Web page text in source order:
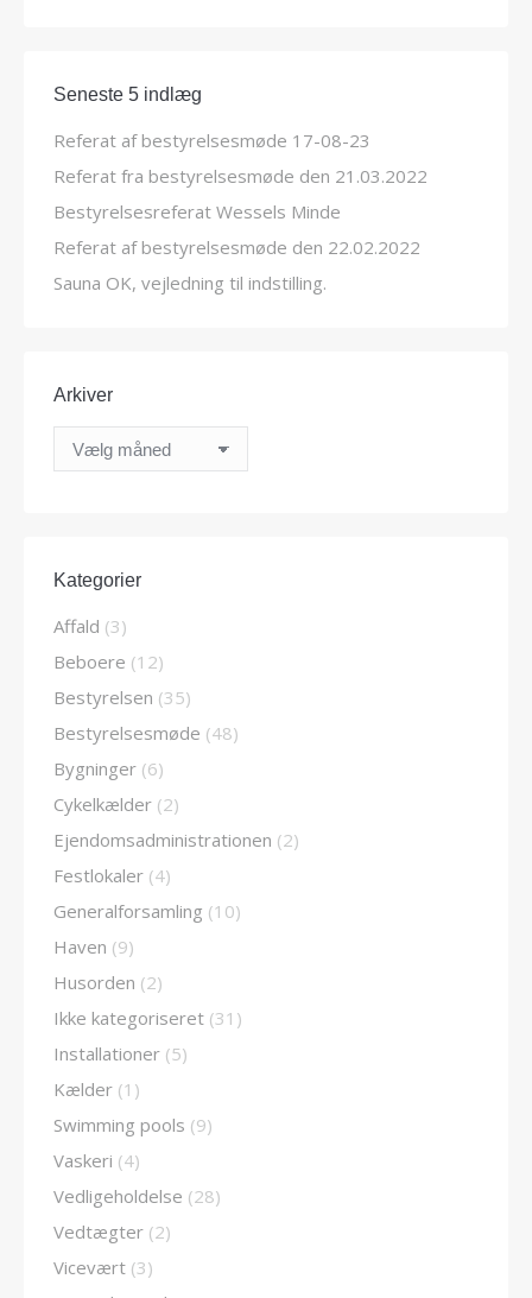
Seneste 5 indlæg
Referat af bestyrelsesmøde 17-08-23
Referat fra bestyrelsesmøde den 21.03.2022
Bestyrelsesreferat Wessels Minde
Referat af bestyrelsesmøde den 22.02.2022
Sauna OK, vejledning til indstilling.
Arkiver
Arkiver
Kategorier
Affald (3)
Beboere (12)
Bestyrelsen (35)
Bestyrelsesmøde (48)
Bygninger (6)
Cykelkælder (2)
Ejendomsadministrationen (2)
Festlokaler (4)
Generalforsamling (10)
Haven (9)
Husorden (2)
Ikke kategoriseret (31)
Installationer (5)
Kælder (1)
Swimming pools (9)
Vaskeri (4)
Vedligeholdelse (28)
Vedtægter (2)
Vicevært (3)